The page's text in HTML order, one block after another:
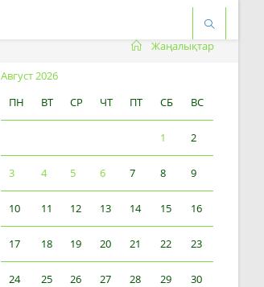
Жаңалықтар
Август 2026
ПН
ВТ СР ЧТ ПТ СБ ВС
1 2
3 4 5 6 7 8 9
10 11 12 13 14 15 16
17 18 19 20 21 22 23
24 25 26 27 28 29 30